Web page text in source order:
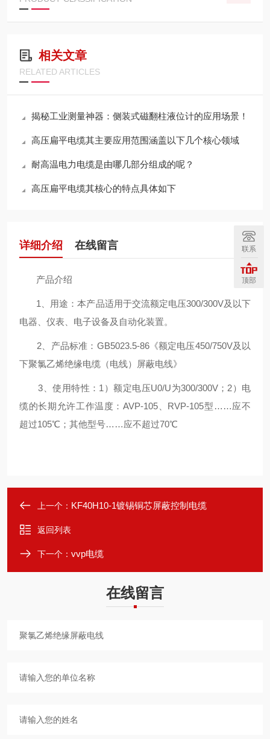
相关文章
RELATED ARTICLES
揭秘工业测量神器：侧装式磁翻柱液位计的应用场景！
高压扁平电缆其主要应用范围涵盖以下几个核心领域
耐高温电力电缆是由哪几部分组成的呢？
高压扁平电缆其核心的特点具体如下
详细介绍 在线留言
产品介绍
1、用途：本产品适用于交流额定电压300/300V及以下
电器、仪表、电子设备及自动化装置。
2、产品标准：GB5023.5-86《额定电压450/750V及以
下聚氯乙烯绝缘电缆（电线）屏蔽电线》
3、使用特性：1）额定电压U0/U为300/300V；2）电
缆的长期允许工作温度：AVP-105、RVP-105型……应不
超过105℃；其他型号……应不超过70℃
上一个： KF40H10-1镀锡铜芯屏蔽控制电缆
返回列表
下一个： vvp电缆
在线留言
联系
顶部